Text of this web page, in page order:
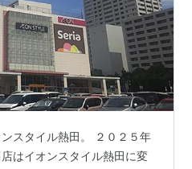
スタイル熱田。 ２０２５年
はイオンスタイル熱田に変